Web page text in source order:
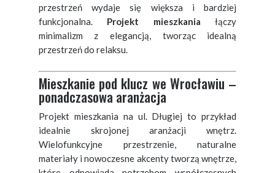
przestrzeń wydaje się większa i bardziej
funkcjonalna. Projekt mieszkania łączy
minimalizm z elegancją, tworząc idealną
przestrzeń do relaksu.
Mieszkanie pod klucz we Wrocławiu –
ponadczasowa aranżacja
Projekt mieszkania na ul. Długiej to przykład
idealnie skrojonej aranżacji wnętrz.
Wielofunkcyjne przestrzenie, naturalne
materiały i nowoczesne akcenty tworzą wnętrze,